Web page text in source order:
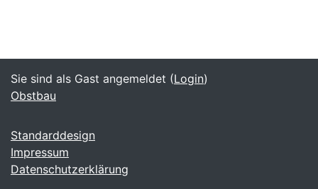
Sie sind als Gast angemeldet (Login)
Obstbau
Standarddesign
Impressum
Datenschutzerklärung